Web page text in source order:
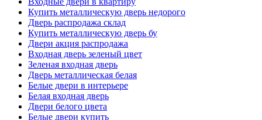
Купить металлическую дверь недорого
Дверь распродажа склад
Купить металлическую дверь бу
Двери акция распродажа
Входная дверь зеленый цвет
Зеленая входная дверь
Дверь металлическая белая
Белые двери в интерьере
Белая входная дверь
Двери белого цвета
Белые двери купить